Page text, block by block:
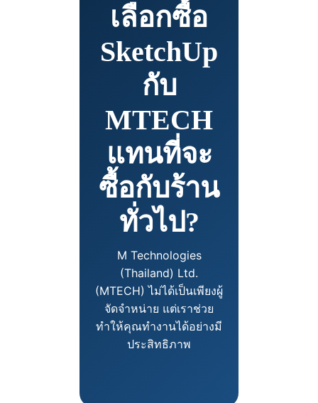
เลือกซื้อ
SketchUp
กับ
MTECH
แทนที่จะ
ซื้อกับร้าน
ทั่วไป?
M Technologies
(Thailand) Ltd.
(MTECH) ไม่ได้เป็นเพียงผู้
จัดจำหน่าย แต่เราช่วย
ทำให้คุณทำงานได้อย่างมี
ประสิทธิภาพ